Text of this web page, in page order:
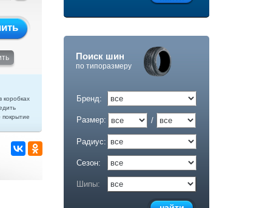
Поиск шин
по типоразмеру
Бренд:
Размер: /
Радиус:
Сезон:
Шипы:
коробках
покрытие